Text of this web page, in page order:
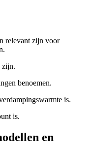
relevant zijn voor
zijn.
benoemen.
is.
is.
en